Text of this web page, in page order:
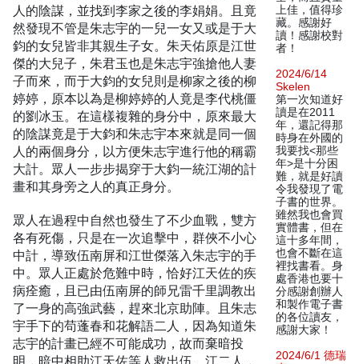
人的陰謀，並找到李家之後的李娟娟。且竟
然發現不管是朱志宇的一兒一女又或是于大
鈞的女兒皆非其親生子女。朱天佑原是江世
傑的大兒子，朱君玉也是朱志宇強搶他人妻
子而來，而于大鈞的女兒則是柳家之後的柳
婷婷，原本以為是柳婷婷的人竟是李代桃僵
的劉冰玉。在這樣複雜的身分中，原來最大
的陰謀竟是于大鈞和朱志宇本來就是同一個
人的兩個身分，以方便朱志宇進行他的稱霸
大計。眾人一步步揭穿于大鈞一統江湖的計
畫和其身旁之人的真正身分。
眾人在過程中自然也發生了不少血戰，雙方
各有死傷，只是在一次追擊中，群俠不小心
中計，導致伍南屏和江世傑落入朱志宇的手
中。眾人正處於危難中時，恰好江天佐的疾
病痊癒，且已由伍南屏的師兄雷千里調教出
了一身的高強武藝，趕來北京助陣。且朱志
宇手下的苟蓬春和花解語二人，因為知道朱
志宇的計畫已經不可能成功，故而棄暗投
明，暗中相助江天佐等人救出伍、江二人，
上佳，值得珍
藏。感謝好
讀！感謝校對
者！
2024/6/14
Skelen
第一次知道好
讀是在2011
年，還記得那
時身在外國的
我要找<那些
年>是十分困
難，就是好讀
令我發現了電
子書的世界。
雖然我也會買
實體書，但在
這十多年間，
也會不斷在這
裡找書看。身
處香港也要十
分感謝創辦人
和製作電子書
的各位讀友，
感謝大家！
2024/6/1 德瑞